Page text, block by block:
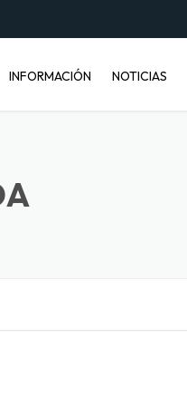
INFORMACIÓN NOTICIAS